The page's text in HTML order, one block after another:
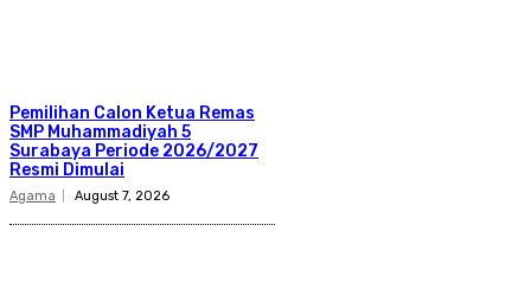
Pemilihan Calon Ketua Remas
SMP Muhammadiyah 5
Surabaya Periode 2026/2027
Resmi Dimulai
Agama August 7, 2026